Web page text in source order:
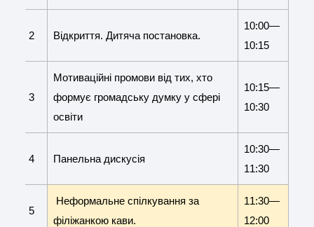
2 Відкриття. Дитяча постановка.
10:00—
10:15
3
Мотиваційні промови від тих, хто
формує громадську думку у сфері
освіти
10:15—
10:30
4 Панельна дискусія
10:30—
11:30
5
Неформальне спілкування за
філіжанкою кави.
11:30—
12:00